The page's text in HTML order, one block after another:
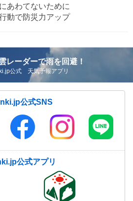
あわてないために
動で防災力アップ
レーダーで雨を回避！
公式 天気予報アプリ
公式SNS
公式アプリ